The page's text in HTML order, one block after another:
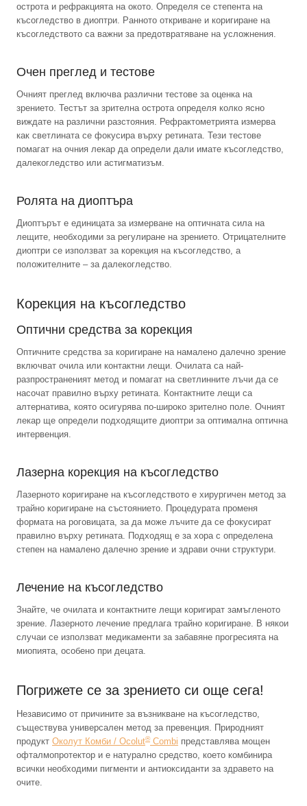
острота и рефракцията на окото. Определя се степента на
късогледство в диоптри. Ранното откриване и коригиране на
късогледството са важни за предотвратяване на усложнения.
Очен преглед и тестове
Очният преглед включва различни тестове за оценка на
зрението. Тестът за зрителна острота определя колко ясно
виждате на различни разстояния. Рефрактометрията измерва
как светлината се фокусира върху ретината. Тези тестове
помагат на очния лекар да определи дали имате късогледство,
далекогледство или астигматизъм.
Ролята на диоптъра
Диоптърът е единицата за измерване на оптичната сила на
лещите, необходими за регулиране на зрението. Отрицателните
диоптри се използват за корекция на късогледство, а
положителните – за далекогледство.
Корекция на късогледство
Оптични средства за корекция
Оптичните средства за коригиране на намалено далечно зрение
включват очила или контактни лещи. Очилата са най-
разпространеният метод и помагат на светлинните лъчи да се
насочат правилно върху ретината. Контактните лещи са
алтернатива, която осигурява по-широко зрително поле. Очният
лекар ще определи подходящите диоптри за оптимална оптична
интервенция.
Лазерна корекция на късогледство
Лазерното коригиране на късогледството е хирургичен метод за
трайно коригиране на състоянието. Процедурата променя
формата на роговицата, за да може лъчите да се фокусират
правилно върху ретината. Подходящ е за хора с определена
степен на намалено далечно зрение и здрави очни структури.
Лечение на късогледство
Знайте, че очилата и контактните лещи коригират замъгленото
зрение. Лазерното лечение предлага трайно коригиране. В някои
случаи се използват медикаменти за забавяне прогресията на
миопията, особено при децата.
Погрижете се за зрението си още сега!
Независимо от причините за възникване на късогледство,
съществува универсален метод за превенция. Природният
продукт Околут Комби / Ocolut®Combi представлява мощен
офталмопротектор и е натурално средство, което комбинира
всички необходими пигменти и антиоксиданти за здравето на
очите.